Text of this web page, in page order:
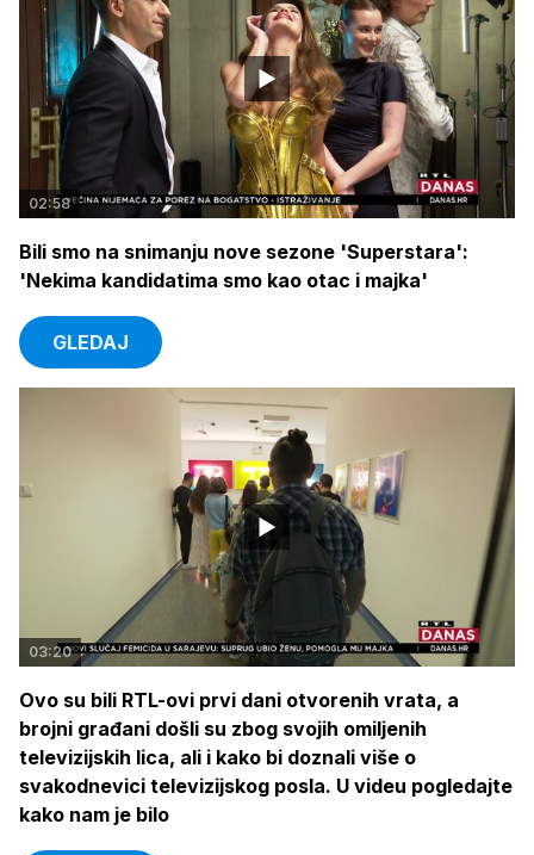
02:58
Bili smo na snimanju nove sezone 'Superstara':
'Nekima kandidatima smo kao otac i majka'
GLEDAJ
03:20
Ovo su bili RTL-ovi prvi dani otvorenih vrata, a
brojni građani došli su zbog svojih omiljenih
televizijskih lica, ali i kako bi doznali više o
svakodnevici televizijskog posla. U videu pogledajte
kako nam je bilo